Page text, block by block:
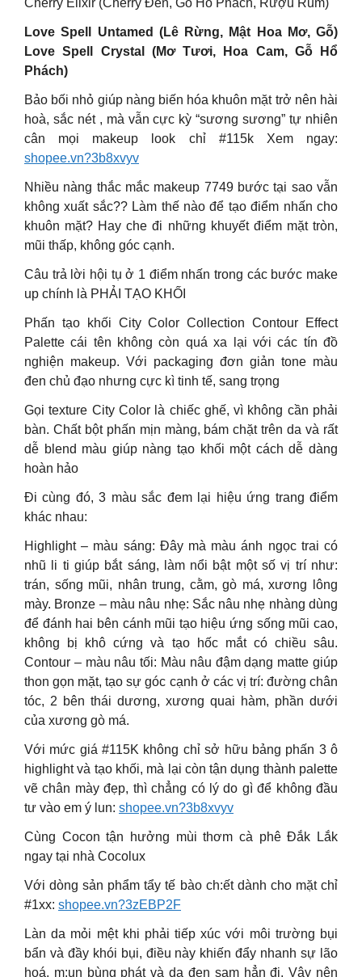
Love Spell Untamed (Lê Rừng, Mật Hoa Mơ, Gỗ)
Love Spell Crystal (Mơ Tươi, Hoa Cam, Gỗ Hổ
Phách)
Bảo bối nhỏ giúp nàng biến hóa khuôn mặt trở nên hài
hoà, sắc nét , mà vẫn cực kỳ “sương sương” tự nhiên
cân mọi makeup look chỉ #115k Xem ngay:
shopee.vn?3b8xvyv
Nhiều nàng thắc mắc makeup 7749 bước tại sao vẫn
không xuất sắc?? Làm thế nào để tạo điểm nhấn cho
khuôn mặt? Hay che đi những khuyết điểm mặt tròn,
mũi thấp, không góc cạnh.
Câu trả lời hội tụ ở 1 điểm nhấn trong các bước make
up chính là PHẢI TẠO KHỐI
Phấn tạo khối City Color Collection Contour Effect
Palette cái tên không còn quá xa lại với các tín đồ
nghiện makeup. Với packaging đơn giản tone màu
đen chủ đạo nhưng cực kì tinh tế, sang trọng
Gọi texture City Color là chiếc ghế, vì không cần phải
bàn. Chất bột phấn mịn màng, bám chặt trên da và rất
dễ blend màu giúp nàng tạo khối một cách dễ dàng
hoàn hảo
Đi cùng đó, 3 màu sắc đem lại hiệu ứng trang điểm
khác nhau:
Highlight – màu sáng: Đây mà màu ánh ngọc trai có
nhũ li ti giúp bắt sáng, làm nổi bật một số vị trí như:
trán, sống mũi, nhân trung, cằm, gò má, xương lông
mày. Bronze – màu nâu nhẹ: Sắc nâu nhẹ nhàng dùng
để đánh hai bên cánh mũi tạo hiệu ứng sống mũi cao,
không bị khô cứng và tạo hốc mắt có chiều sâu.
Contour – màu nâu tối: Màu nâu đậm dạng matte giúp
thon gọn mặt, tạo sự góc cạnh ở các vị trí: đường chân
tóc, 2 bên thái dương, xương quai hàm, phần dưới
của xương gò má.
Với mức giá #115K không chỉ sở hữu bảng phấn 3 ô
highlight và tạo khối, mà lại còn tận dụng thành palette
vẽ chân mày đẹp, thì chẳng có lý do gì để không đầu
tư vào em ý lun: shopee.vn?3b8xvyv
Cùng Cocon tận hưởng mùi thơm cà phê Đắk Lắk
ngay tại nhà Cocolux
Với dòng sản phẩm tẩy tế bào ch:ết dành cho mặt chỉ
#1xx: shopee.vn?3zEBP2F
Làn da mỏi mệt khi phải tiếp xúc với môi trường bụi
bẩn và đầy khói bụi, điều này khiến đẩy nhanh sự lão
hoá, m:ụn bùng phát và da đen sạm hẳn đi. Vậy nên